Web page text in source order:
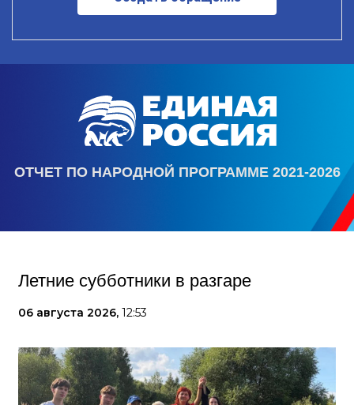
ОТЧЕТ ПО НАРОДНОЙ ПРОГРАММЕ 2021-2026
Летние субботники в разгаре
06 августа 2026, 12:53